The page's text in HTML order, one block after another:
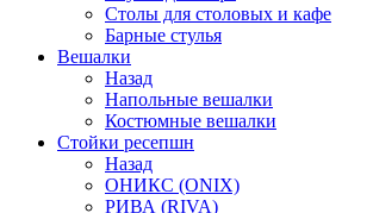
Столы для столовых и кафе
Барные стулья
Вешалки
Назад
Напольные вешалки
Костюмные вешалки
Стойки ресепшн
Назад
ОНИКС (ONIX)
РИВА (RIVA)